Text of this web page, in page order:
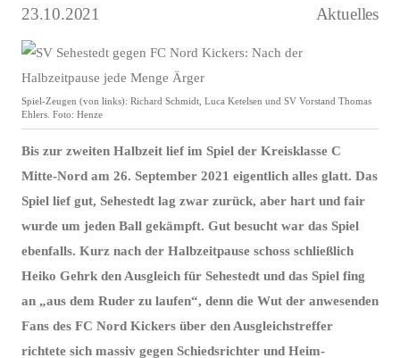
23.10.2021 Aktuelles
Spiel-Zeugen (von links): Richard Schmidt, Luca Ketelsen und SV Vorstand Thomas
Ehlers. Foto: Henze
Bis zur zweiten Halbzeit lief im Spiel der Kreisklasse C
Mitte-Nord am 26. September 2021 eigentlich alles glatt. Das
Spiel lief gut, Sehestedt lag zwar zurück, aber hart und fair
wurde um jeden Ball gekämpft. Gut besucht war das Spiel
ebenfalls. Kurz nach der Halbzeitpause schoss schließlich
Heiko Gehrk den Ausgleich für Sehestedt und das Spiel fing
an „aus dem Ruder zu laufen“, denn die Wut der anwesenden
Fans des FC Nord Kickers über den Ausgleichstreffer
richtete sich massiv gegen Schiedsrichter und Heim-